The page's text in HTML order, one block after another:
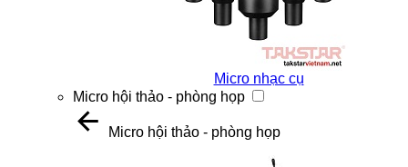
Micro nhạc cụ
Micro hội thảo - phòng họp
Micro hội thảo - phòng họp